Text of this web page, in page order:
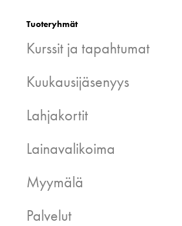
Tuoteryhmät
Kurssit ja tapahtumat
Kuukausijäsenyys
Lahjakortit
Lainavalikoima
Myymälä
Palvelut